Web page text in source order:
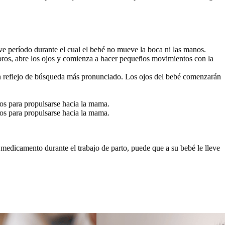
período durante el cual el bebé no mueve la boca ni las manos.
abre los ojos y comienza a hacer pequeños movimientos con la
de búsqueda más pronunciado. Los ojos del bebé comenzarán
para propulsarse hacia la mama.
para propulsarse hacia la mama.
durante el trabajo de parto, puede que a su bebé le lleve